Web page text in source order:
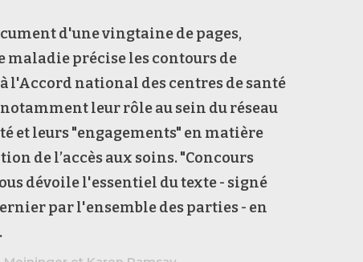
d'une vingtaine de pages,
maladie précise les contours de
l'Accord national des centres de santé
leur rôle au sein du réseau
et leurs "engagements" en matière
de l’accès aux soins. "Concours
dévoile l'essentiel du texte - signé
par l'ensemble des parties - en